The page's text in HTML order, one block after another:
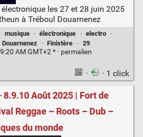
les 27 et 28 juin 2025
à Tréboul Douarnenez
· musique · électronique · electro
·
Douarnenez · Finistère · 29
AM GMT+2 * · permalien
· · 1 click
8.9.10 Août 2025 | Fort de
Reggae – Roots – Dub –
du monde